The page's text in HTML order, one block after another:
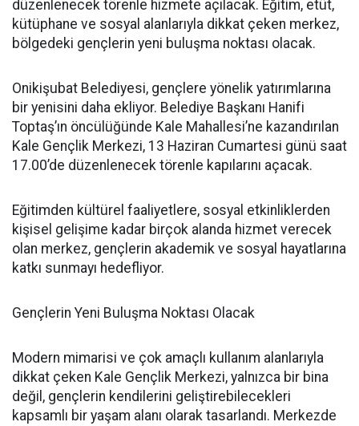
düzenlenecek törenle hizmete açılacak. Eğitim, etüt,
kütüphane ve sosyal alanlarıyla dikkat çeken merkez,
bölgedeki gençlerin yeni buluşma noktası olacak.
Onikişubat Belediyesi, gençlere yönelik yatırımlarına
bir yenisini daha ekliyor. Belediye Başkanı Hanifi
Toptaş’ın öncülüğünde Kale Mahallesi’ne kazandırılan
Kale Gençlik Merkezi, 13 Haziran Cumartesi günü saat
17.00’de düzenlenecek törenle kapılarını açacak.
Eğitimden kültürel faaliyetlere, sosyal etkinliklerden
kişisel gelişime kadar birçok alanda hizmet verecek
olan merkez, gençlerin akademik ve sosyal hayatlarına
katkı sunmayı hedefliyor.
Gençlerin Yeni Buluşma Noktası Olacak
Modern mimarisi ve çok amaçlı kullanım alanlarıyla
dikkat çeken Kale Gençlik Merkezi, yalnızca bir bina
değil, gençlerin kendilerini geliştirebilecekleri
kapsamlı bir yaşam alanı olarak tasarlandı. Merkezde